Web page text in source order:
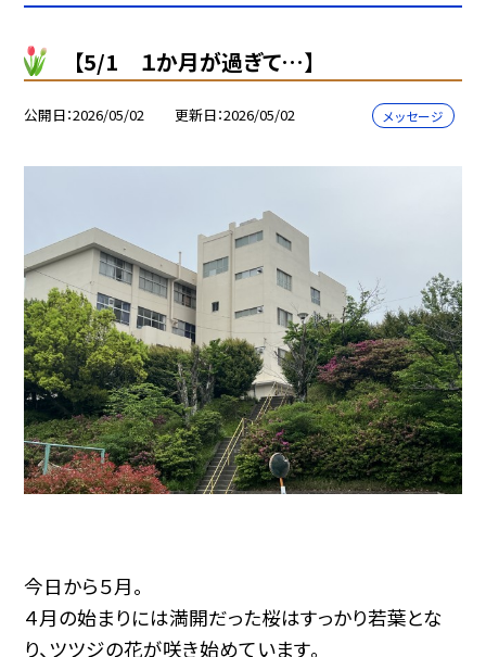
【5/1 １か月が過ぎて…】
公開日 2026/05/02 更新日 2026/05/02 メッセージ
今日から５月。
４月の始まりには満開だった桜はすっかり若葉とな
り、ツツジの花が咲き始めています。